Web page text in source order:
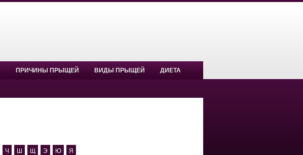
ПРИЧИНЫ ПРЫЩЕЙ ВИДЫ ПРЫЩЕЙ ДИЕТА
Ч Ш Щ Э Ю Я